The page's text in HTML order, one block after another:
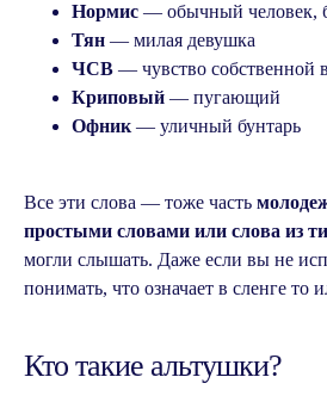
Нормис — обычный человек,
Тян — милая девушка
ЧСВ — чувство собственной
Криповый — пугающий
Офник — уличный бунтарь
Все эти слова — тоже часть
простыми словами или слова из
могли слышать. Даже если вы не
понимать, что означает в сленге то
Кто такие альтушки?
уточнит ваш уровень языка и цели
изучения, ответит на все
интересующие вопросы, а после
подберёт преподавателя и назначит
урок в удобное для вас время.